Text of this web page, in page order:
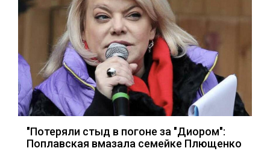
"Потеряли стыд в погоне за "Диором":
Поплавская вмазала семейке Плющенко